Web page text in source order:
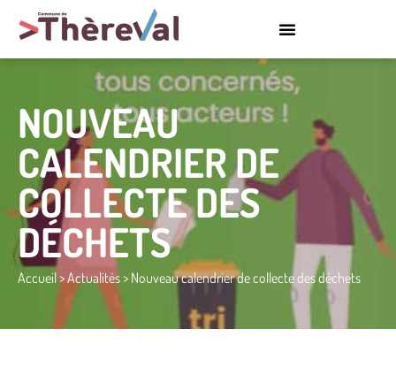
NOUVEAU
CALENDRIER DE
COLLECTE DES
DÉCHETS
Accueil>Actualités > Nouveau calendrier de collecte des déchets